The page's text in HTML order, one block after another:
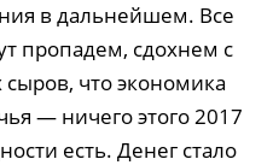
в дальнейшем. Все
пропадем, сдохнем с
сыров, что экономика
— ничего этого 2017
есть. Денег стало